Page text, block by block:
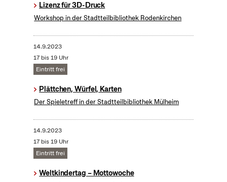
Lizenz für 3D-Druck
Workshop in der Stadtteilbibliothek Rodenkirchen
14.9.2023
17 bis 19 Uhr
Eintritt frei
Plättchen, Würfel, Karten
Der Spieletreff in der Stadtteilbibliothek Mülheim
14.9.2023
17 bis 19 Uhr
Eintritt frei
Weltkindertag – Mottowoche